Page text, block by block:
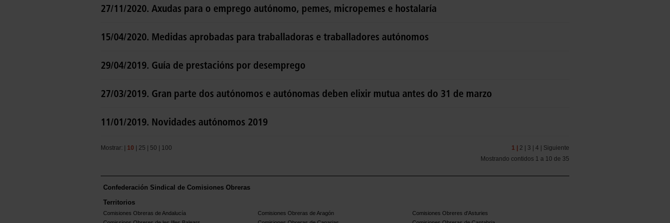
27/11/2020. Axudas para o emprego autónomo, pemes, micropemes e hostalaría
15/04/2020. Medidas aprobadas para traballadoras e traballadores autónomos
29/04/2019. Guía de prestacións por desemprego
27/03/2019. Gran parte dos autónomos e autónomas deben elixir mutua antes do 31 de marzo
11/01/2019. Novidades autónomos 2019
Mostrar: | 10 25 50 100 1 | 2 | 3 | 4 |
Siguiente
Mostrando contidos 1 a 10 de 35
Confederación Sindical de Comisiones Obreras
Territorios
Comisiones Obreras de Andalucía Comisiones Obreras de Aragón
Comisiones Obreres d'Asturies